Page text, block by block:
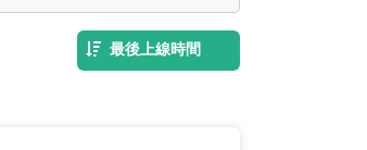
最後上線時間